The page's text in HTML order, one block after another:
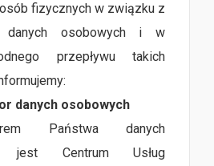
fizycznych w związku z
danych osobowych i w
przepływu takich
danych osobowych
Państwa danych
jest Centrum Usług